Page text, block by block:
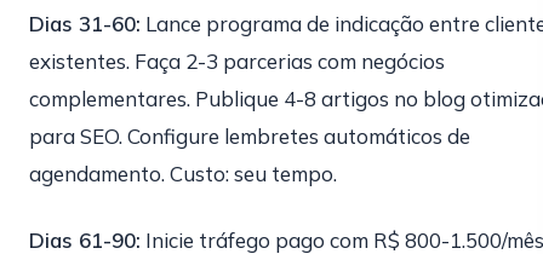
Dias 31-60: Lance programa de indicação entre
existentes. Faça 2-3 parcerias com negócios
complementares. Publique 4-8 artigos no blog
para SEO. Configure lembretes automáticos de
agendamento. Custo: seu tempo.
Dias 61-90: Inicie tráfego pago com R$ 800-1.500/mês